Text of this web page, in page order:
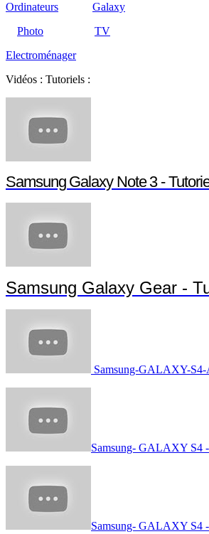
Ordinateurs
Galaxy
Photo
TV
Electroménager
Vidéos : Tutoriels :
Samsung Galaxy Note 3 -
Samsung Galaxy Gear -
Samsung-GALAXY-
Samsung- GALAXY S4
Samsung- GALAXY S4